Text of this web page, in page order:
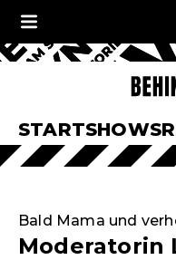
STARTSHOWS
Bald Mama und
Moderatorin